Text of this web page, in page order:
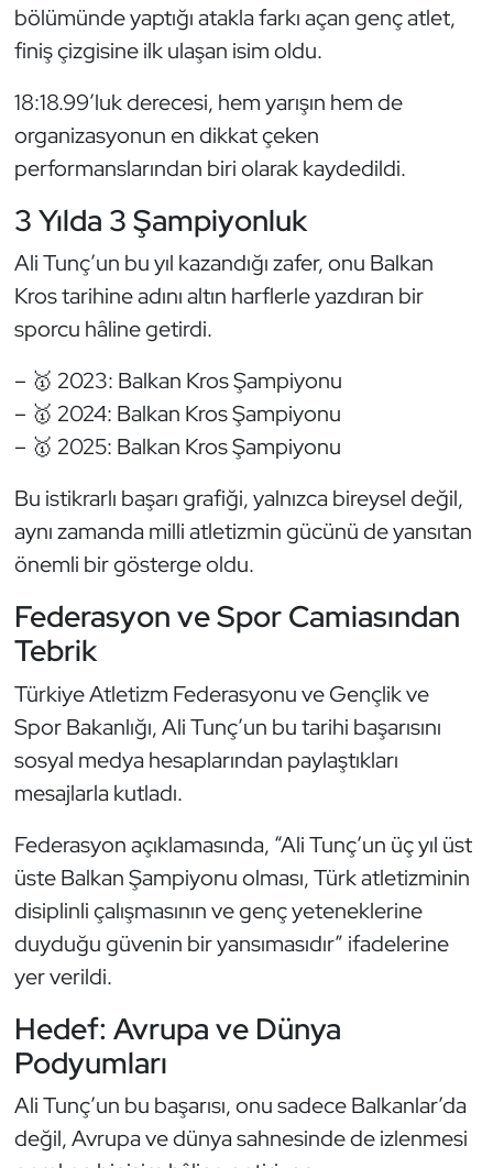
bölümünde yaptığı atakla farkı açan genç atlet,
finiş çizgisine ilk ulaşan isim oldu.
18:18.99’luk derecesi, hem yarışın hem de
organizasyonun en dikkat çeken
performanslarından biri olarak kaydedildi.
3 Yılda 3 Şampiyonluk
Ali Tunç’un bu yıl kazandığı zafer, onu Balkan
Kros tarihine adını altın harflerle yazdıran bir
sporcu hâline getirdi.
– 🥇 2023: Balkan Kros Şampiyonu
– 🥇 2024: Balkan Kros Şampiyonu
– 🥇 2025: Balkan Kros Şampiyonu
Bu istikrarlı başarı grafiği, yalnızca bireysel değil,
aynı zamanda milli atletizmin gücünü de yansıtan
önemli bir gösterge oldu.
Federasyon ve Spor Camiasından
Tebrik
Türkiye Atletizm Federasyonu ve Gençlik ve
Spor Bakanlığı, Ali Tunç’un bu tarihi başarısını
sosyal medya hesaplarından paylaştıkları
mesajlarla kutladı.
Federasyon açıklamasında, “Ali Tunç’un üç yıl üst
üste Balkan Şampiyonu olması, Türk atletizminin
disiplinli çalışmasının ve genç yeteneklerine
duyduğu güvenin bir yansımasıdır” ifadelerine
yer verildi.
Hedef: Avrupa ve Dünya
Podyumları
Ali Tunç’un bu başarısı, onu sadece Balkanlar’da
değil, Avrupa ve dünya sahnesinde de izlenmesi
Kano ve Rafting
Karate
Kayak
Kick Boks
Kürek
Masa Tenisi
Modern Pentatlon
Muay Thai
Optimist
Oryantiring
Özel Sporcular
Ragbi
Satranç
Su Topu
Sualtı Sporları
Tekvando
Tenis